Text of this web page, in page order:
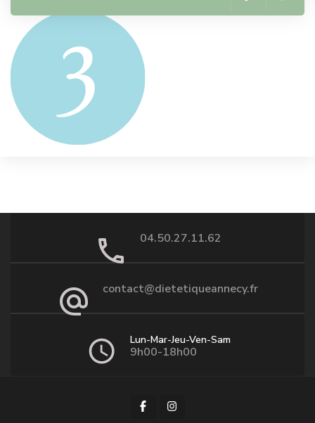
04.50.27.11.62
contact@dietetiqueannecy.fr
Lun-Mar-Jeu-Ven-Sam
9h00-18h00